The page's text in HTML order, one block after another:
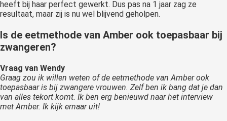
heeft bij haar perfect gewerkt. Dus pas na 1 jaar zag ze
resultaat, maar zij is nu wel blijvend geholpen.
Is de eetmethode van Amber ook toepasbaar bij
zwangeren?
Vraag van Wendy
Graag zou ik willen weten of de eetmethode van Amber ook
toepasbaar is bij zwangere vrouwen. Zelf ben ik bang dat je dan
van alles tekort komt. Ik ben erg benieuwd naar het interview
met Amber. Ik kijk ernaar uit!